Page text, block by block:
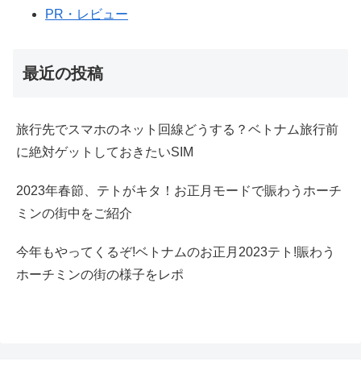
PR・レビュー
最近の投稿
旅行先でスマホのネット回線どうする？ベトナム旅行前
に絶対ゲットしておきたいSIM
2023年春節、テトがキタ！お正月モードで賑わうホーチ
ミンの街中をご紹介
今年もやってくるぞ!ベトナムのお正月2023テト!賑わう
ホーチミンの街の様子をレポ